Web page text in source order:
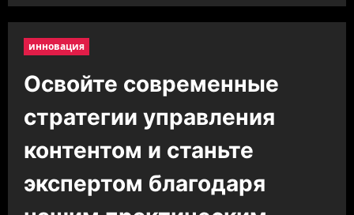
инновация
Освойте современные
стратегии управления
контентом и станьте
экспертом благодаря